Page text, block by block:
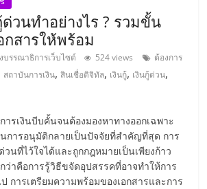
ด่วนทำอย่างไร ? รวมขั้น
กสารให้พร้อม
บรรณาธิการเว็บไซต์ 524 views
ต้องการ
สถาบันการเงิน,สินเชื่อดิจิทัล, เงินกู้, เงินกู้ด่วน,
ารเงินบีบคั้นจนต้องมองหาทางออกเฉพาะ
การอนุมัติกลายเป็นปัจจัยที่สำคัญที่สุด การ
นที่ไว้ใจได้และถูกกฎหมายเป็นเพียงก้าว
าคือการรู้วิธีขจัดอุปสรรคที่อาจทำให้การ
การเตรียมความพร้อมของเอกสารและการ